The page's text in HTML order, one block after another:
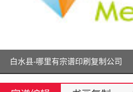
白水县-当代年轻艺术家可以通过什
白水县-哪里有宗谱印刷复制公司
白水县-艺术品代售平台哪家好？